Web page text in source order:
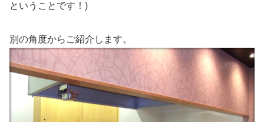
ということです！)
別の角度からご紹介します。